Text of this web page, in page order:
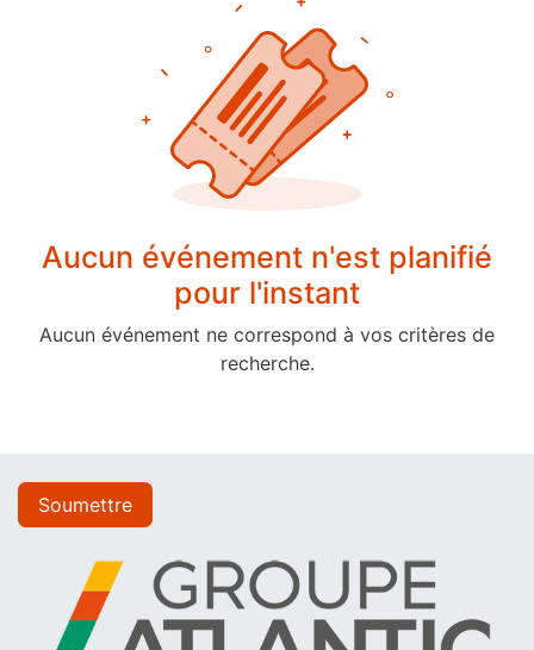
Aucun événement n'est planifié
pour l'instant
Aucun événement ne correspond à vos critères de
recherche.
Soumettre